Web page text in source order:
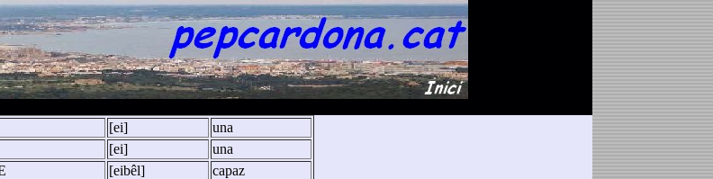
[ei]
una
[ei]
una
[eibêl]
capaz